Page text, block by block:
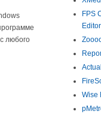
любого
FPS
Editor
Wise